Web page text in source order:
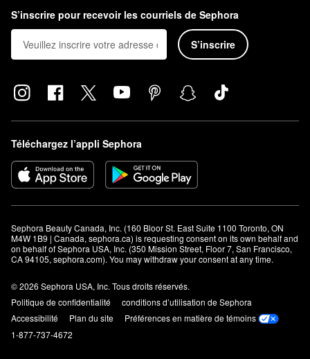
S’inscrire pour recevoir les courriels de Sephora
S’inscrire
Téléchargez l’appli Sephora
Sephora Beauty Canada, Inc. (160 Bloor St. East Suite 1100 Toronto, ON
M4W 1B9 | Canada, sephora.ca) is requesting consent on its own behalf and
on behalf of Sephora USA, Inc. (350 Mission Street, Floor 7, San Francisco,
CA 94105, sephora.com). You may withdraw your consent at any time.
© 2026 Sephora USA, Inc. Tous droits réservés.
Politique de confidentialité
conditions d’utilisation de Sephora
Accessibilité
Plan du site
Préférences en matière de témoins
1-877-737-4672